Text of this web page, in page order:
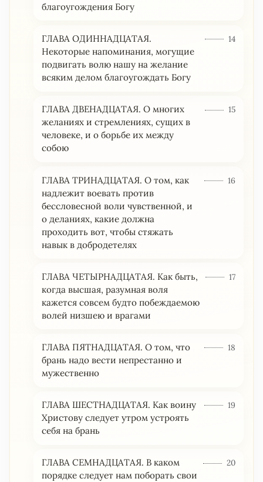
благоугождения Богу
ГЛАВА ОДИННАДЦАТАЯ.
Некоторые напоминания, могущие
подвигать волю нашу на желание
всяким делом благоугождать Богу
14
ГЛАВА ДВЕНАДЦАТАЯ. О многих
желаниях и стремлениях, сущих в
человеке, и о борьбе их между
собою
15
ГЛАВА ТРИНАДЦАТАЯ. О том, как
надлежит воевать против
бессловесной воли чувственной, и
о деланиях, какие должна
проходить вот, чтобы стяжать
навык в добродетелях
16
ГЛАВА ЧЕТЫРНАДЦАТАЯ. Как быть,
когда высшая, разумная воля
кажется совсем будто побеждаемою
волей низшею и врагами
17
ГЛАВА ПЯТНАДЦАТАЯ. О том, что
брань надо вести непрестанно и
мужественно
18
ГЛАВА ШЕСТНАДЦАТАЯ. Как воину
Христову следует утром устроять
себя на брань
19
ГЛАВА СЕМНАДЦАТАЯ. В каком
порядке следует нам поборать свои
20